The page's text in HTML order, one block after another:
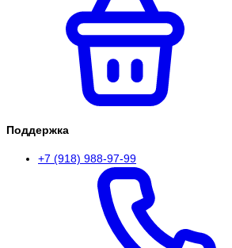
Поддержка
+7 (918) 988-97-99